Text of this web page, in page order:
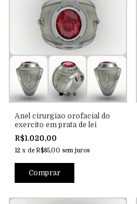
Anel cirurgiao orofacial do
exercito em prata de lei
R$1.020,00
12 x de R$85,00 sem juros
Comprar